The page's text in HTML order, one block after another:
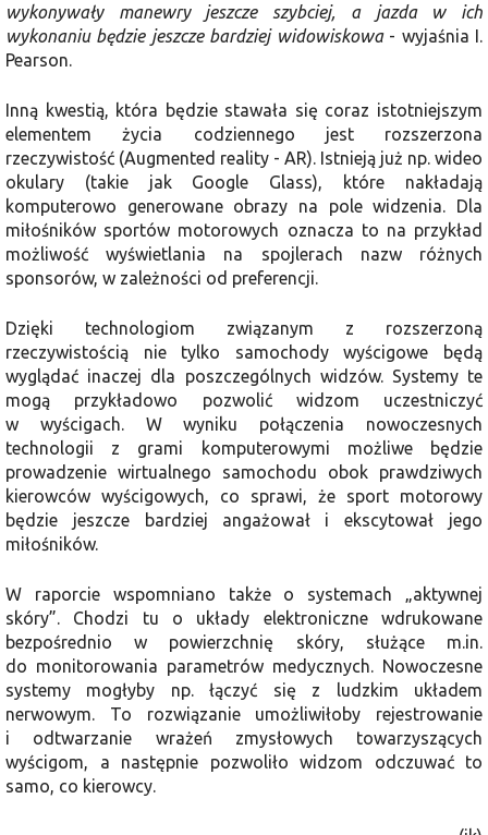
wykonywały manewry jeszcze szybciej, a jazda w ich
wykonaniu będzie jeszcze bardziej widowiskowa- wyjaśnia I.
Pearson.
Inną kwestią, która będzie stawała się coraz istotniejszym
elementem życia codziennego jest rozszerzona
rzeczywistość (Augmented reality - AR). Istnieją już np. wideo
okulary (takie jak Google Glass), które nakładają
komputerowo generowane obrazy na pole widzenia. Dla
miłośników sportów motorowych oznacza to na przykład
możliwość wyświetlania na spojlerach nazw różnych
sponsorów, w zależności od preferencji.
Dzięki technologiom związanym z rozszerzoną
rzeczywistością nie tylko samochody wyścigowe będą
wyglądać inaczej dla poszczególnych widzów. Systemy te
mogą przykładowo pozwolić widzom uczestniczyć
w wyścigach. W wyniku połączenia nowoczesnych
technologii z grami komputerowymi możliwe będzie
prowadzenie wirtualnego samochodu obok prawdziwych
kierowców wyścigowych, co sprawi, że sport motorowy
będzie jeszcze bardziej angażował i ekscytował jego
miłośników.
W raporcie wspomniano także o systemach „aktywnej
skóry”. Chodzi tu o układy elektroniczne wdrukowane
bezpośrednio w powierzchnię skóry, służące m.in.
do monitorowania parametrów medycznych. Nowoczesne
systemy mogłyby np. łączyć się z ludzkim układem
nerwowym. To rozwiązanie umożliwiłoby rejestrowanie
i odtwarzanie wrażeń zmysłowych towarzyszących
wyścigom, a następnie pozwoliło widzom odczuwać to
samo, co kierowcy.